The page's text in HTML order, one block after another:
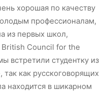
хорошая по качеству
профессионалам,
из первых школ,
British Council for the
встретили студентку из
как русскоговорящих
находится в шикарном